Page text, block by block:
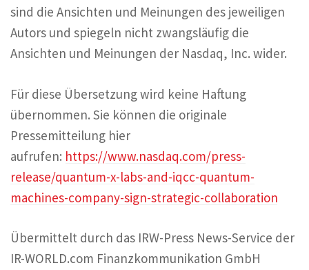
sind die Ansichten und Meinungen des jeweiligen
Autors und spiegeln nicht zwangsläufig die
Ansichten und Meinungen der Nasdaq, Inc. wider.
Für diese Übersetzung wird keine Haftung
übernommen. Sie können die originale
Pressemitteilung hier
aufrufen: https://www.nasdaq.com/press-
release/quantum-x-labs-and-iqcc-quantum-
machines-company-sign-strategic-collaboration
Übermittelt durch das IRW-Press News-Service der
IR-WORLD.com Finanzkommunikation GmbH